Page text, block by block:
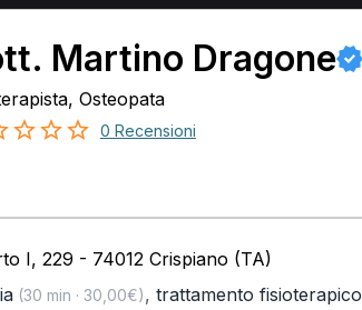
Martino Dragone
Osteopata
0 Recensioni
I, 229 - 74012 Crispiano (TA)
(30 min · 30,00€), trattamento fisioterapico